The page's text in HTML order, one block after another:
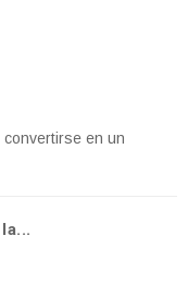
en un